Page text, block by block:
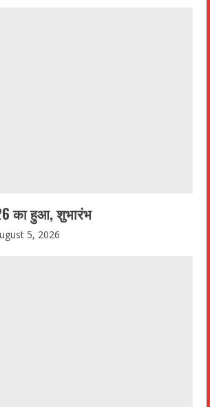
का हुआ, शुभारंभ
5, 2026